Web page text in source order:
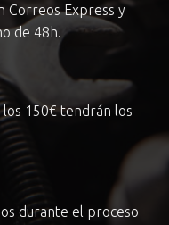
Correos Express y
de 48h.
los 150€tendrán los
durante el proceso